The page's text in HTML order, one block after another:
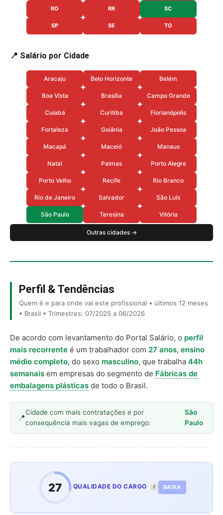
RO RR SC
SP SE TO
📍 Salário por Cidade
Aracaju Belo Horizonte Belém
Boa Vista Brasília Campo Grande
Cuiabá Curitiba Florianópolis
Fortaleza Goiânia João Pessoa
Macapá Maceió Manaus
Natal Palmas Porto Alegre
Porto Velho Recife Rio Branco
Rio de Janeiro Salvador São Luís
São Paulo Teresina Vitória
Outras cidades →
Perfil & Tendências
Quem é e para onde vai este profissional • últimos 12 meses
• Brasil • Trimestres: 07/2025 a 06/2026
De acordo com levantamento do Portal Salário, o perfil
mais recorrente é um trabalhador com 27 anos, ensino
médio completo, do sexo masculino, que trabalha 44h
semanais em empresas do segmento de Fábricas de
embalagens plásticas de todo o Brasil.
Cidade com mais contratações e por
consequência mais vagas de emprego:
São
Paulo
27 QUALIDADE DO CARGO I BAIXA